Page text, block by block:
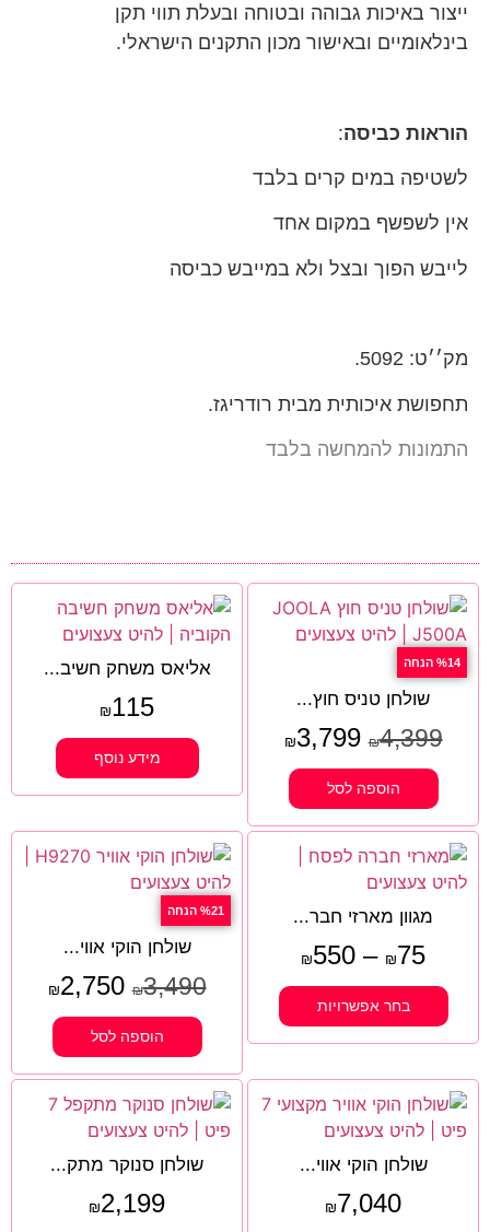
ייצור באיכות גבוהה ובטוחה ובעלת תווי תקן
בינלאומיים ובאישור מכון התקנים הישראלי.
הוראות כביסה:
לשטיפה במים קרים בלבד
אין לשפשף במקום אחד
לייבש הפוך ובצל ולא במייבש כביסה
מק׳׳ט: 5092.
תחפושת איכותית מבית רודריגז.
התמונות להמחשה בלבד
%14 הנחה
שולחן טניס חוץ...
₪4,399
₪3,799
הוספה לסל
אליאס משחק חשיב...
₪115
מידע נוסף
מגוון מארזי חבר...
₪75
–
₪550
בחר אפשרויות
%21 הנחה
שולחן הוקי אווי...
₪3,490
₪2,750
הוספה לסל
שולחן הוקי אווי...
₪7,040
שולחן סנוקר מתק...
₪2,199